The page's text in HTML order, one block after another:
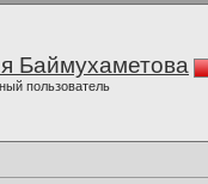
Баймухаметова
пользователь